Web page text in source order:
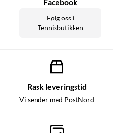
Facebook
Følg oss i
Tennisbutikken
Rask leveringstid
Vi sender med PostNord